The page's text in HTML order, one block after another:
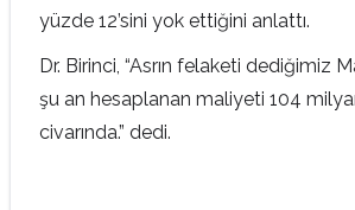
yüzde 12’sini yok ettiğini anlattı.
Dr. Birinci, “Asrın felaketi dediğimiz
şu an hesaplanan maliyeti 104
civarında.” dedi.